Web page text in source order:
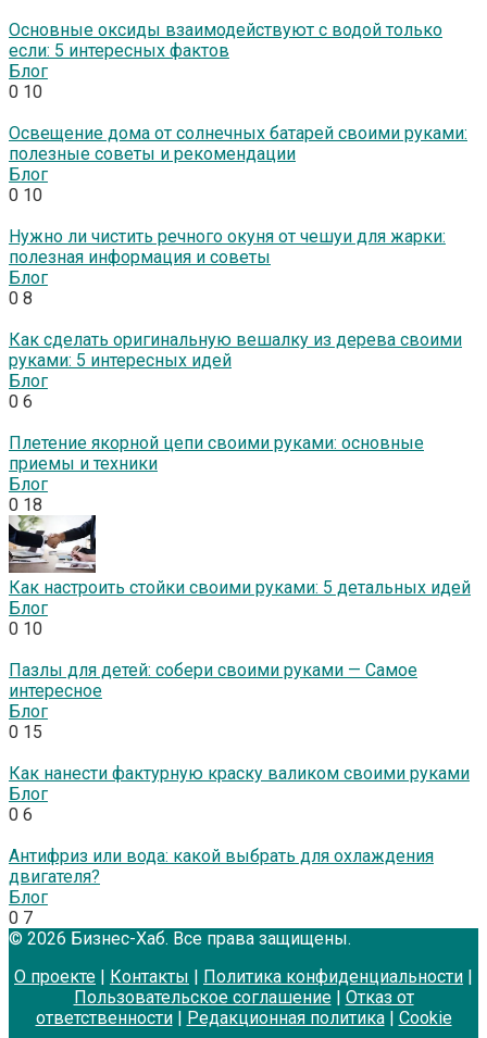
Основные оксиды взаимодействуют с водой только
если: 5 интересных фактов
Блог
0 10
Освещение дома от солнечных батарей своими руками:
полезные советы и рекомендации
Блог
0 10
Нужно ли чистить речного окуня от чешуи для жарки:
полезная информация и советы
Блог
0 8
Как сделать оригинальную вешалку из дерева своими
руками: 5 интересных идей
Блог
0 6
Плетение якорной цепи своими руками: основные
приемы и техники
Блог
0 18
Как настроить стойки своими руками: 5 детальных идей
Блог
0 10
Пазлы для детей: собери своими руками — Самое
интересное
Блог
0 15
Как нанести фактурную краску валиком своими руками
Блог
0 6
Антифриз или вода: какой выбрать для охлаждения
двигателя?
Блог
0 7
© 2026 Бизнес-Хаб. Все права защищены.
О проекте | Контакты | Политика конфиденциальности |
Пользовательское соглашение| Отказ от
ответственности| Редакционная политика| Cookie